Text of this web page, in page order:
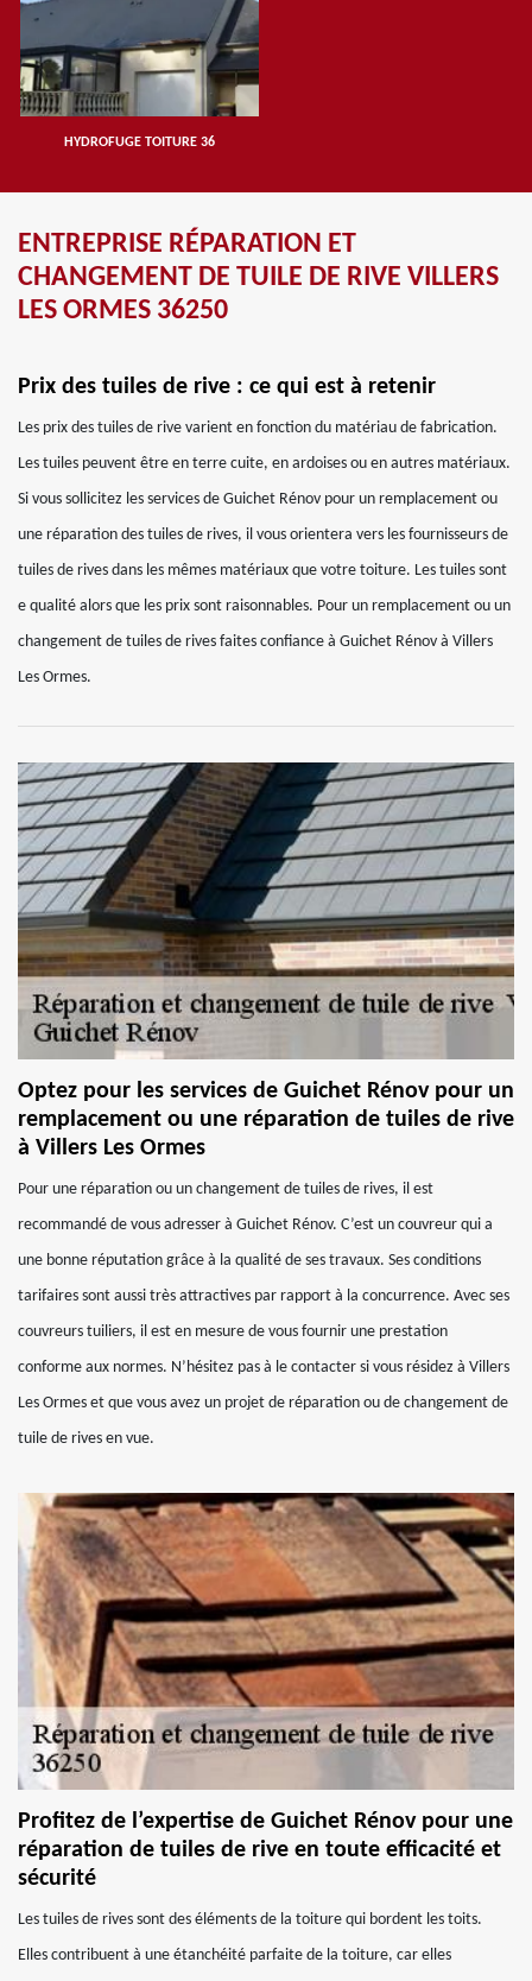
HYDROFUGE TOITURE 36
ENTREPRISE RÉPARATION ET
CHANGEMENT DE TUILE DE RIVE VILLERS
LES ORMES 36250
Prix des tuiles de rive : ce qui est à retenir
Les prix des tuiles de rive varient en fonction du matériau de fabrication.
Les tuiles peuvent être en terre cuite, en ardoises ou en autres matériaux.
Si vous sollicitez les services de Guichet Rénov pour un remplacement ou
une réparation des tuiles de rives, il vous orientera vers les fournisseurs de
tuiles de rives dans les mêmes matériaux que votre toiture. Les tuiles sont
e qualité alors que les prix sont raisonnables. Pour un remplacement ou un
changement de tuiles de rives faites confiance à Guichet Rénov à Villers
Les Ormes.
Optez pour les services de Guichet Rénov pour un
remplacement ou une réparation de tuiles de rive
à Villers Les Ormes
Pour une réparation ou un changement de tuiles de rives, il est
recommandé de vous adresser à Guichet Rénov. C’est un couvreur qui a
une bonne réputation grâce à la qualité de ses travaux. Ses conditions
tarifaires sont aussi très attractives par rapport à la concurrence. Avec ses
couvreurs tuiliers, il est en mesure de vous fournir une prestation
conforme aux normes. N’hésitez pas à le contacter si vous résidez à Villers
Les Ormes et que vous avez un projet de réparation ou de changement de
tuile de rives en vue.
Profitez de l’expertise de Guichet Rénov pour une
réparation de tuiles de rive en toute efficacité et
sécurité
Les tuiles de rives sont des éléments de la toiture qui bordent les toits.
Elles contribuent à une étanchéité parfaite de la toiture, car elles